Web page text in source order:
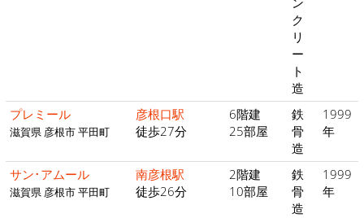
ク
リ
ー
ト
造
プレミール
滋賀県 彦根市 平田町
彦根口駅
徒歩27分
6階建
25部屋
鉄
骨
造
1999
年
サン･アムール
滋賀県 彦根市 平田町
南彦根駅
徒歩26分
2階建
10部屋
鉄
骨
造
1999
年